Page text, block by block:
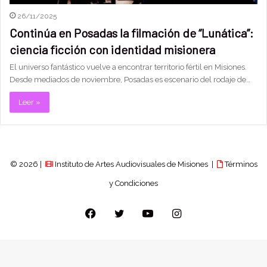
26/11/2025
Continúa en Posadas la filmación de “Lunática”:
ciencia ficción con identidad misionera
El universo fantástico vuelve a encontrar territorio fértil en Misiones.
Desde mediados de noviembre, Posadas es escenario del rodaje de…
Leer »
© 2026 | Instituto de Artes Audiovisuales de Misiones | Términos
y Condiciones
Facebook
Twitter YouTubeInstagram